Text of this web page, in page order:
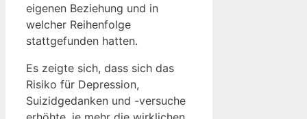
eigenen Beziehung und in
welcher Reihenfolge
stattgefunden hatten.
Es zeigte sich, dass sich das
Risiko für Depression,
Suizidgedanken und -versuche